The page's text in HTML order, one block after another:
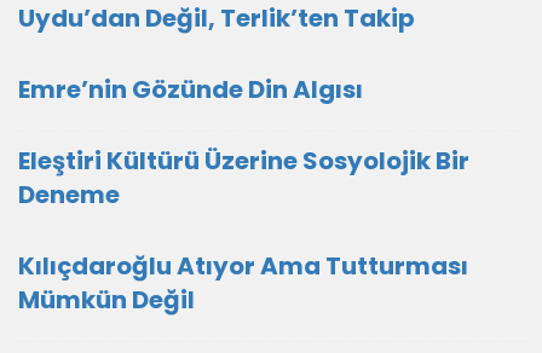
Uydu’dan Değil, Terlik’ten Takip
Emre’nin Gözünde Din Algısı
Eleştiri Kültürü Üzerine Sosyolojik Bir
Deneme
Kılıçdaroğlu Atıyor Ama Tutturması
Mümkün Değil